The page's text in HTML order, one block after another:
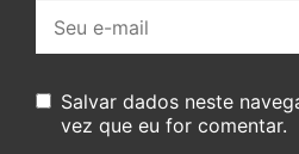
mail:
Salvar dados neste
vez que eu for comentar.